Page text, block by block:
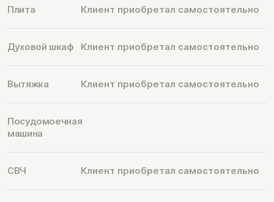
Плита Клиент приобретал самостоятельно
Духовой шкаф Клиент приобретал самостоятельно
Вытяжка Клиент приобретал самостоятельно
Посудомоечная
машина
СВЧ Клиент приобретал самостоятельно